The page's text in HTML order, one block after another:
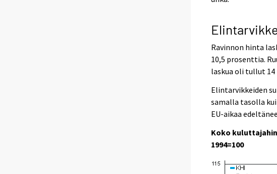
Ravinnon hinta
10,5 prosenttia.
laskua oli tullut
Elintarvikkeiden
samalla tasolla
EU-aikaa
Koko
1994=100